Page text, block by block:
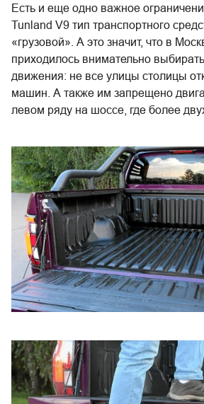
Есть и еще одно важное
Tunland V9 тип транспортного
«грузовой». А это значит, что в
приходилось внимательно
движения: не все улицы столицы
машин. А также им запрещено
левом ряду на шоссе, где более